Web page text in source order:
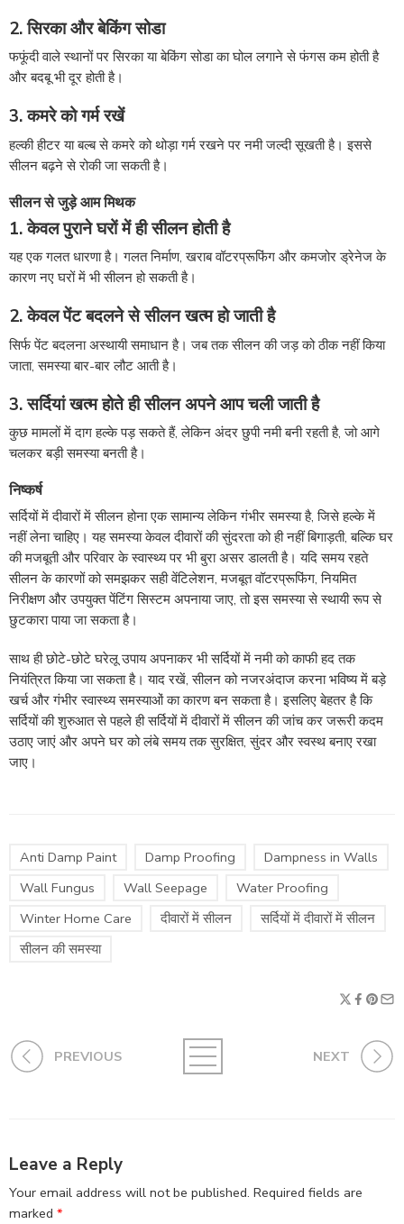
2. सिरका और बेकिंग सोडा
फफूंदी वाले स्थानों पर सिरका या बेकिंग सोडा का घोल लगाने से फंगस कम होती है
और बदबू भी दूर होती है।
3. कमरे को गर्म रखें
हल्की हीटर या बल्ब से कमरे को थोड़ा गर्म रखने पर नमी जल्दी सूखती है। इससे
सीलन बढ़ने से रोकी जा सकती है।
सीलन से जुड़े आम मिथक
1. केवल पुराने घरों में ही सीलन होती है
यह एक गलत धारणा है। गलत निर्माण, खराब वॉटरप्रूफिंग और कमजोर ड्रेनेज के
कारण नए घरों में भी सीलन हो सकती है।
2. केवल पेंट बदलने से सीलन खत्म हो जाती है
सिर्फ पेंट बदलना अस्थायी समाधान है। जब तक सीलन की जड़ को ठीक नहीं किया
जाता, समस्या बार-बार लौट आती है।
3. सर्दियां खत्म होते ही सीलन अपने आप चली जाती है
कुछ मामलों में दाग हल्के पड़ सकते हैं, लेकिन अंदर छुपी नमी बनी रहती है, जो आगे
चलकर बड़ी समस्या बनती है।
निष्कर्ष
सर्दियों में दीवारों में सीलन होना एक सामान्य लेकिन गंभीर समस्या है, जिसे हल्के में
नहीं लेना चाहिए। यह समस्या केवल दीवारों की सुंदरता को ही नहीं बिगाड़ती, बल्कि घर
की मजबूती और परिवार के स्वास्थ्य पर भी बुरा असर डालती है। यदि समय रहते
सीलन के कारणों को समझकर सही वेंटिलेशन, मजबूत वॉटरप्रूफिंग, नियमित
निरीक्षण और उपयुक्त पेंटिंग सिस्टम अपनाया जाए, तो इस समस्या से स्थायी रूप से
छुटकारा पाया जा सकता है।
साथ ही छोटे-छोटे घरेलू उपाय अपनाकर भी सर्दियों में नमी को काफी हद तक
नियंत्रित किया जा सकता है। याद रखें, सीलन को नजरअंदाज करना भविष्य में बड़े
खर्च और गंभीर स्वास्थ्य समस्याओं का कारण बन सकता है। इसलिए बेहतर है कि
सर्दियों की शुरुआत से पहले ही सर्दियों में दीवारों में सीलन की जांच कर जरूरी कदम
उठाए जाएं और अपने घर को लंबे समय तक सुरक्षित, सुंदर और स्वस्थ बनाए रखा
जाए।
Anti Damp Paint Damp Proofing
Dampness in Walls
Wall Fungus
Wall Seepage
Water Proofing
Winter Home Care
दीवारों में सीलन
सर्दियों में दीवारों में सीलन
सीलन की समस्या
PREVIOUS NEXT
Leave a Reply
Your email address will not be published. Required fields are
marked *